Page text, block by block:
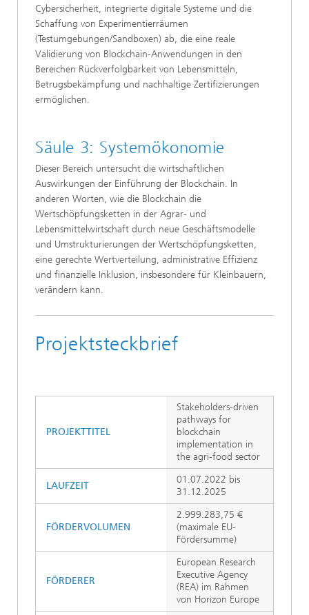
Cybersicherheit, integrierte digitale Systeme und die
Schaffung von Experimentierräumen
(Testumgebungen/Sandboxen) ab, die eine reale
Validierung von Blockchain-Anwendungen in den
Bereichen Rückverfolgbarkeit von Lebensmitteln,
Betrugsbekämpfung und nachhaltige Zertifizierungen
ermöglichen.
Säule 3: Systemökonomie
Dieser Bereich untersucht die wirtschaftlichen
Auswirkungen der Einführung der Blockchain. In
anderen Worten, wie die Blockchain die
Wertschöpfungsketten in der Agrar- und
Lebensmittelwirtschaft durch neue Geschäftsmodelle
und Umstrukturierungen der Wertschöpfungsketten,
eine gerechte Wertverteilung, administrative Effizienz
und finanzielle Inklusion, insbesondere für Kleinbauern,
verändern kann.
Projektsteckbrief
PROJEKTTITEL
Stakeholders-driven
pathways for
blockchain
implementation in
the agri-food sector
LAUFZEIT
01.07.2022 bis
31.12.2025
FÖRDERVOLUMEN
2.999.283,75 €
(maximale EU-
Fördersumme)
FÖRDERER
European Research
Executive Agency
(REA) im Rahmen
von Horizon Europe